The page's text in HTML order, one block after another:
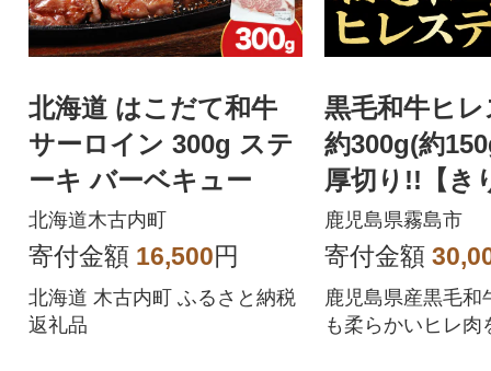
北海道 はこだて和牛
サーロイン 300g ステ
ーキ バーベキュー
北海道木古内町
寄付金額 16,500円
北海道 木古内町 ふるさと納税
返礼品
黒毛和牛ヒ
約300g(約
厚切り!!【き
産】 C-
鹿児島県霧島市
寄付金額
鹿児島県産黒毛和
も柔らかいヒレ肉